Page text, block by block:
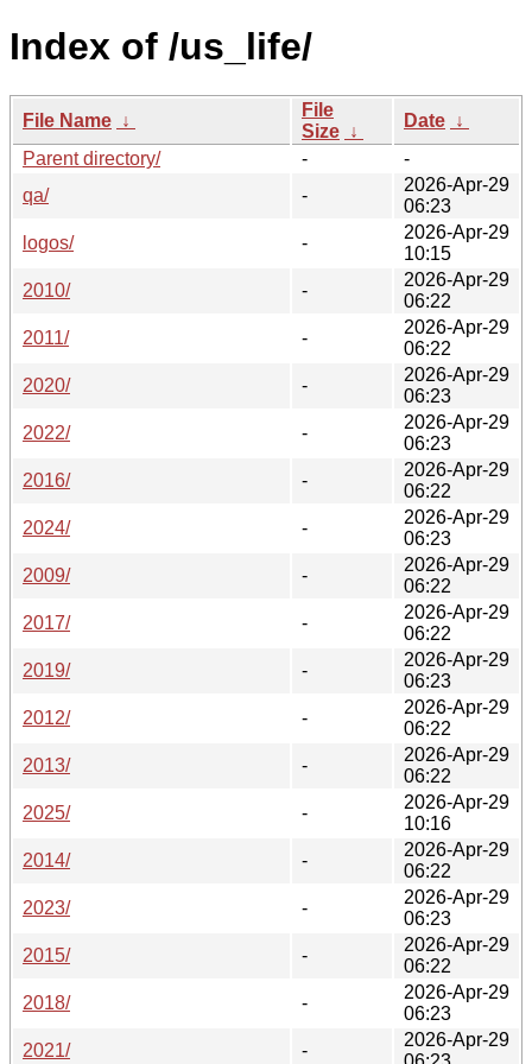
Index of /us_life/
File Name ↓
File
Size ↓
Date ↓
Parent directory/
-
-
qa/
-
2026-Apr-29
06:23
logos/
-
2026-Apr-29
10:15
2010/
-
2026-Apr-29
06:22
2011/
-
2026-Apr-29
06:22
2020/
-
2026-Apr-29
06:23
2022/
-
2026-Apr-29
06:23
2016/
-
2026-Apr-29
06:22
2024/
-
2026-Apr-29
06:23
2009/
-
2026-Apr-29
06:22
2017/
-
2026-Apr-29
06:22
2019/
-
2026-Apr-29
06:23
2012/
-
2026-Apr-29
06:22
2013/
-
2026-Apr-29
06:22
2025/
-
2026-Apr-29
10:16
2014/
-
2026-Apr-29
06:22
2023/
-
2026-Apr-29
06:23
2015/
-
2026-Apr-29
06:22
2018/
-
2026-Apr-29
06:23
2021/
-
2026-Apr-29